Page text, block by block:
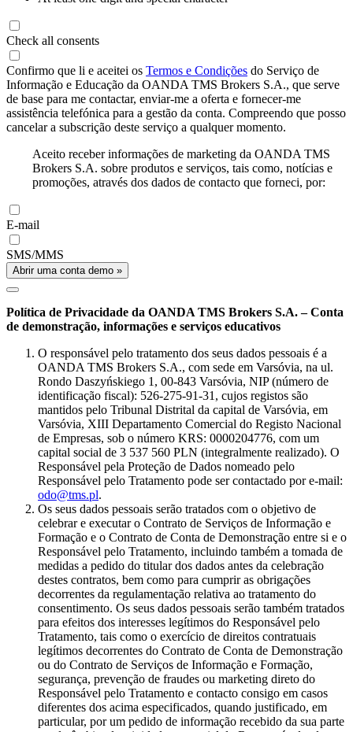
Check all consents
Confirmo que li e aceitei os Termos e Condições do Serviço de
Informação e Educação da OANDA TMS Brokers S.A., que serve
de base para me contactar, enviar-me a oferta e fornecer-me
assistência telefónica para a gestão da conta. Compreendo que posso
cancelar a subscrição deste serviço a qualquer momento.
Aceito receber informações de marketing da OANDA TMS
Brokers S.A. sobre produtos e serviços, tais como, notícias e
promoções, através dos dados de contacto que forneci, por:
E-mail
SMS/MMS
Abrir uma conta demo »
Política de Privacidade da OANDA TMS Brokers S.A. – Conta
de demonstração, informações e serviços educativos
O responsável pelo tratamento dos seus dados pessoais é a
OANDA TMS Brokers S.A., com sede em Varsóvia, na ul.
Rondo Daszyńskiego 1, 00-843 Varsóvia, NIP (número de
identificação fiscal): 526-275-91-31, cujos registos são
mantidos pelo Tribunal Distrital da capital de Varsóvia, em
Varsóvia, XIII Departamento Comercial do Registo Nacional
de Empresas, sob o número KRS: 0000204776, com um
capital social de 3 537 560 PLN (integralmente realizado). O
Responsável pela Proteção de Dados nomeado pelo
Responsável pelo Tratamento pode ser contactado por e-mail:
odo@tms.pl.
Os seus dados pessoais serão tratados com o objetivo de
celebrar e executar o Contrato de Serviços de Informação e
Formação e o Contrato de Conta de Demonstração entre si e o
Responsável pelo Tratamento, incluindo também a tomada de
medidas a pedido do titular dos dados antes da celebração
destes contratos, bem como para cumprir as obrigações
decorrentes da regulamentação relativa ao tratamento do
consentimento. Os seus dados pessoais serão também tratados
para efeitos dos interesses legítimos do Responsável pelo
Tratamento, tais como o exercício de direitos contratuais
legítimos decorrentes do Contrato de Conta de Demonstração
ou do Contrato de Serviços de Informação e Formação,
segurança, prevenção de fraudes ou marketing direto do
Responsável pelo Tratamento e contacto consigo em casos
diferentes dos acima especificados, quando justificado, em
particular, por um pedido de informação recebido da sua parte